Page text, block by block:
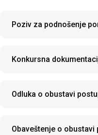
Poziv za podnošenje
Konkursna
Odluka o obustavi
Obaveštenje o obustavi